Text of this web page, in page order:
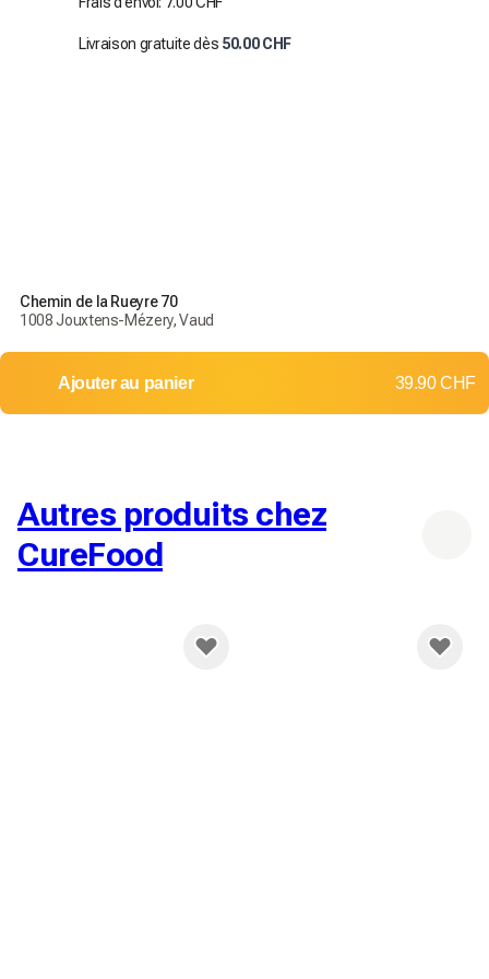
Livraison gratuite dès 50.00 CHF
Chemin de la Rueyre 70
1008 Jouxtens-Mézery, Vaud
Ajouter au panier 39.90 CHF
Autres produits chez
CureFood